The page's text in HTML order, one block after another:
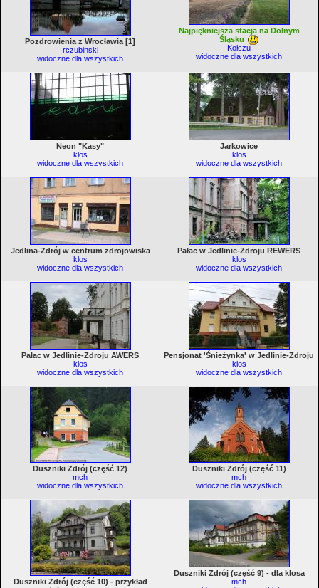
Pozdrowienia z Wrocławia [1]
rczubinski
widoczne dla wszystkich
Najpiękniejsza stacja na Dolnym
Śląsku
Kołczu
widoczne dla wszystkich
Neon "Kasy"
klos
widoczne dla wszystkich
Jarkowice
klos
widoczne dla wszystkich
Jedlina-Zdrój w centrum zdrojowiska
klos
widoczne dla wszystkich
Pałac w Jedlinie-Zdroju REWERS
klos
widoczne dla wszystkich
Pałac w Jedlinie-Zdroju AWERS
klos
widoczne dla wszystkich
Pensjonat 'Śnieżynka' w Jedlinie-Zdroju
klos
widoczne dla wszystkich
Duszniki Zdrój (część 12)
mch
widoczne dla wszystkich
Duszniki Zdrój (część 11)
mch
widoczne dla wszystkich
Duszniki Zdrój (część 10) - przykład
Duszniki Zdrój (część 9) - dla klosa
mch